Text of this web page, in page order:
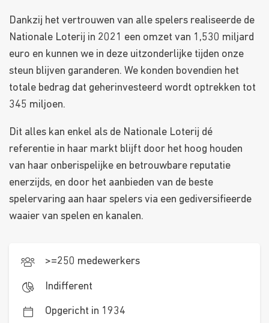
Dankzij het vertrouwen van alle spelers realiseerde de
Nationale Loterij in 2021 een omzet van 1,530 miljard
euro en kunnen we in deze uitzonderlijke tijden onze
steun blijven garanderen. We konden bovendien het
totale bedrag dat geherinvesteerd wordt optrekken tot
345 miljoen.
Dit alles kan enkel als de Nationale Loterij dé
referentie in haar markt blijft door het hoog houden
van haar onberispelijke en betrouwbare reputatie
enerzijds, en door het aanbieden van de beste
spelervaring aan haar spelers via een gediversifieerde
waaier van spelen en kanalen.
>=250 medewerkers
Indifferent
Opgericht in 1934